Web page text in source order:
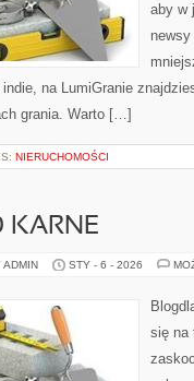
aby w
na LumiGranie
grania. Warto […]
NIERUCHOMOŚCI
KARNE
ADMIN STY - 6 - 2026
się na